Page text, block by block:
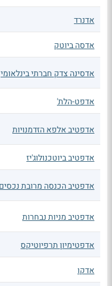
אדנרד
אדסה ביוטק
אדסינה צדק חברתי בינלאומי
אדפט-הלת'
אדפטיב אלפא הזדמנויות
אדפטיב ביוטכנולוג'יז
אדפטיב הכנסה מרובת
אדפטיב מניות נבחרות
אדפטימיון תרפיוטיקס
אדקו